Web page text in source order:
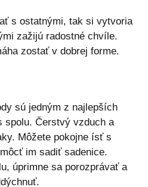
s ostatnými, tak si vytvoria
zažijú radostné chvíle.
zostať v dobrej forme.
sú jedným z najlepších
spolu. Čerstvý vzduch a
Môžete pokojne ísť s
im sadiť sadenice.
úprimne sa porozprávať a